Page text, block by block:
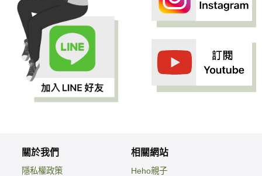
關於我們
隱私權政策
相關網站
Heho親子